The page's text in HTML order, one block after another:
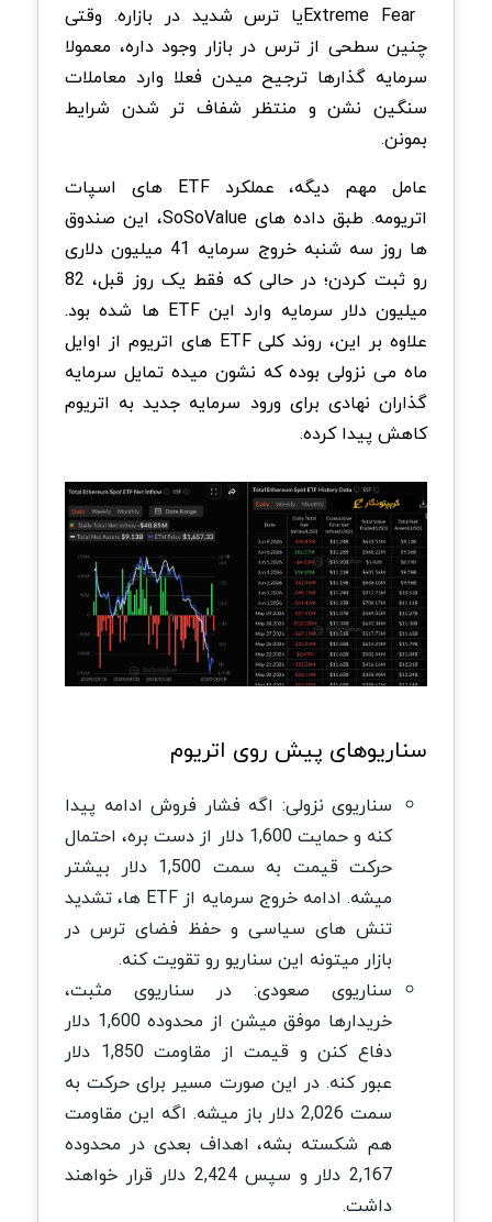
Extreme Fearیا ترس شدید در بازاره. وقتی
چنین سطحی از ترس در بازار وجود داره، معمولا
سرمایه گذارها ترجیح میدن فعلا وارد معاملات
سنگین نشن و منتظر شفاف تر شدن شرایط
بمونن.
عامل مهم دیگه، عملکرد ETFهای اسپات
اتریومه. طبق داده های SoSoValue، این صندوق
ها روز سه شنبه خروج سرمایه 41 میلیون دلاری
رو ثبت کردن؛ در حالی که فقط یک روز قبل، 82
میلیون دلار سرمایه وارد اینETFها شده بود.
علاوه بر این، روند کلیETFهای اتریوم از اوایل
ماه می نزولی بوده که نشون میده تمایل سرمایه
گذاران نهادی برای ورود سرمایه جدید به اتریوم
کاهش پیدا کرده.
سناریوهای پیش روی اتریوم
سناریوی نزولی: اگه فشار فروش ادامه پیدا
کنه و حمایت 1,600 دلار از دست بره، احتمال
حرکت قیمت به سمت 1,500 دلار بیشتر
میشه. ادامه خروج سرمایه از ETF ها، تشدید
تنش های سیاسی و حفظ فضای ترس در
بازار میتونه این سناریو رو تقویت کنه.
سناریوی صعودی: در سناریوی مثبت،
خریدارها موفق میشن از محدوده 1,600 دلار
دفاع کنن و قیمت از مقاومت 1,850 دلار
عبور کنه. در این صورت مسیر برای حرکت به
سمت 2,026 دلار باز میشه. اگه این مقاومت
هم شکسته بشه، اهداف بعدی در محدوده
2,167 دلار و سپس 2,424 دلار قرار خواهند
داشت.